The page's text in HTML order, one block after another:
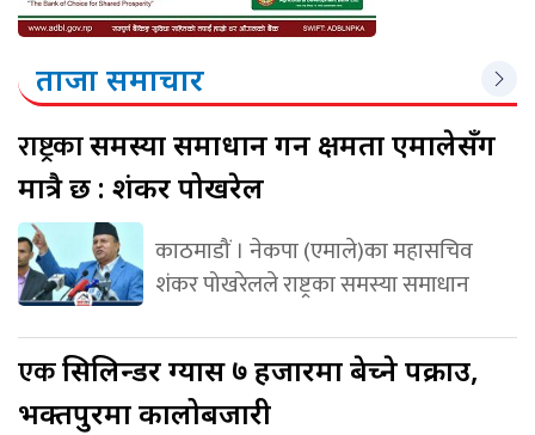
ताजा समाचार
राष्ट्रकासमस्या समाधान गर्ने क्षमता एमालेसँग
मात्रै छ : शंकर पोखरेल
काठमाडौं । नेकपा (एमाले)का महासचिव
शंकर पोखरेलले राष्ट्रका समस्या समाधान
एकसिलिन्डर ग्यास ७ हजारमा बेच्ने पक्राउ,
भक्तपुरमा कालोबजारी